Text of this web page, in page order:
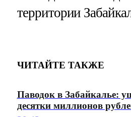
территории
ЧИТАЙТЕ ТАКЖЕ
Паводок в Забайкалье:
десятки миллионов